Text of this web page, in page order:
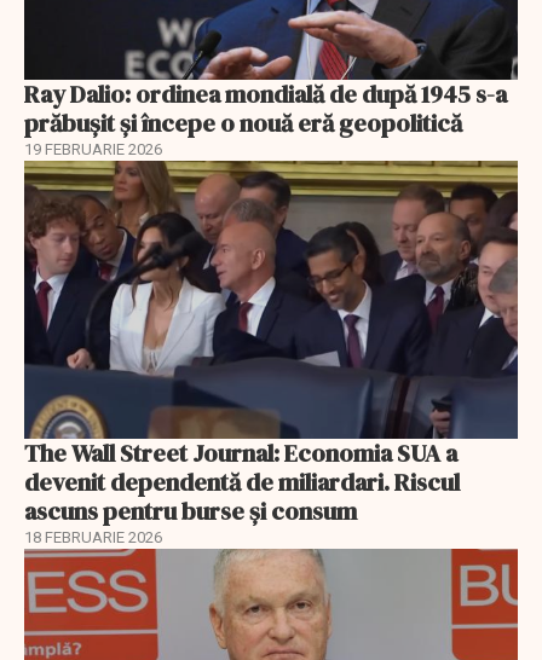
Ray Dalio: ordinea mondială de după 1945 s-a
prăbușit și începe o nouă eră geopolitică
19 FEBRUARIE 2026
The Wall Street Journal: Economia SUA a
devenit dependentă de miliardari. Riscul
ascuns pentru burse și consum
18 FEBRUARIE 2026
EXCLUSIV